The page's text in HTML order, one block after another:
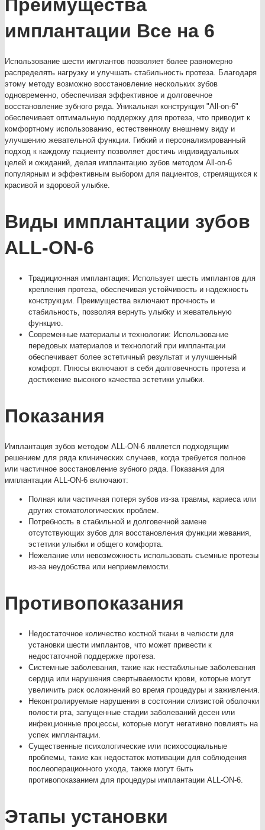
Преимущества
имплантации Все на 6
Использование шести имплантов позволяет более равномерно
распределять нагрузку и улучшать стабильность протеза. Благодаря
этому методу возможно восстановление нескольких зубов
одновременно, обеспечивая эффективное и долговечное
восстановление зубного ряда. Уникальная конструкция "All-on-6"
обеспечивает оптимальную поддержку для протеза, что приводит к
комфортному использованию, естественному внешнему виду и
улучшению жевательной функции. Гибкий и персонализированный
подход к каждому пациенту позволяет достичь индивидуальных
целей и ожиданий, делая имплантацию зубов методом All-on-6
популярным и эффективным выбором для пациентов, стремящихся к
красивой и здоровой улыбке.
Виды имплантации зубов
ALL-ON-6
Традиционная имплантация: Использует шесть имплантов для
крепления протеза, обеспечивая устойчивость и надежность
конструкции. Преимущества включают прочность и
стабильность, позволяя вернуть улыбку и жевательную
функцию.
Современные материалы и технологии: Использование
передовых материалов и технологий при имплантации
обеспечивает более эстетичный результат и улучшенный
комфорт. Плюсы включают в себя долговечность протеза и
достижение высокого качества эстетики улыбки.
Показания
Имплантация зубов методом ALL-ON-6 является подходящим
решением для ряда клинических случаев, когда требуется полное
или частичное восстановление зубного ряда. Показания для
имплантации ALL-ON-6 включают:
Полная или частичная потеря зубов из-за травмы, кариеса или
других стоматологических проблем.
Потребность в стабильной и долговечной замене
отсутствующих зубов для восстановления функции жевания,
эстетики улыбки и общего комфорта.
Нежелание или невозможность использовать съемные протезы
из-за неудобства или неприемлемости.
Противопоказания
Недостаточное количество костной ткани в челюсти для
установки шести имплантов, что может привести к
недостаточной поддержке протеза.
Системные заболевания, такие как нестабильные заболевания
сердца или нарушения свертываемости крови, которые могут
увеличить риск осложнений во время процедуры и заживления.
Неконтролируемые нарушения в состоянии слизистой оболочки
полости рта, запущенные стадии заболеваний десен или
инфекционные процессы, которые могут негативно повлиять на
успех имплантации.
Существенные психологические или психосоциальные
проблемы, такие как недостаток мотивации для соблюдения
послеоперационного ухода, также могут быть
противопоказанием для процедуры имплантации ALL-ON-6.
Этапы установки